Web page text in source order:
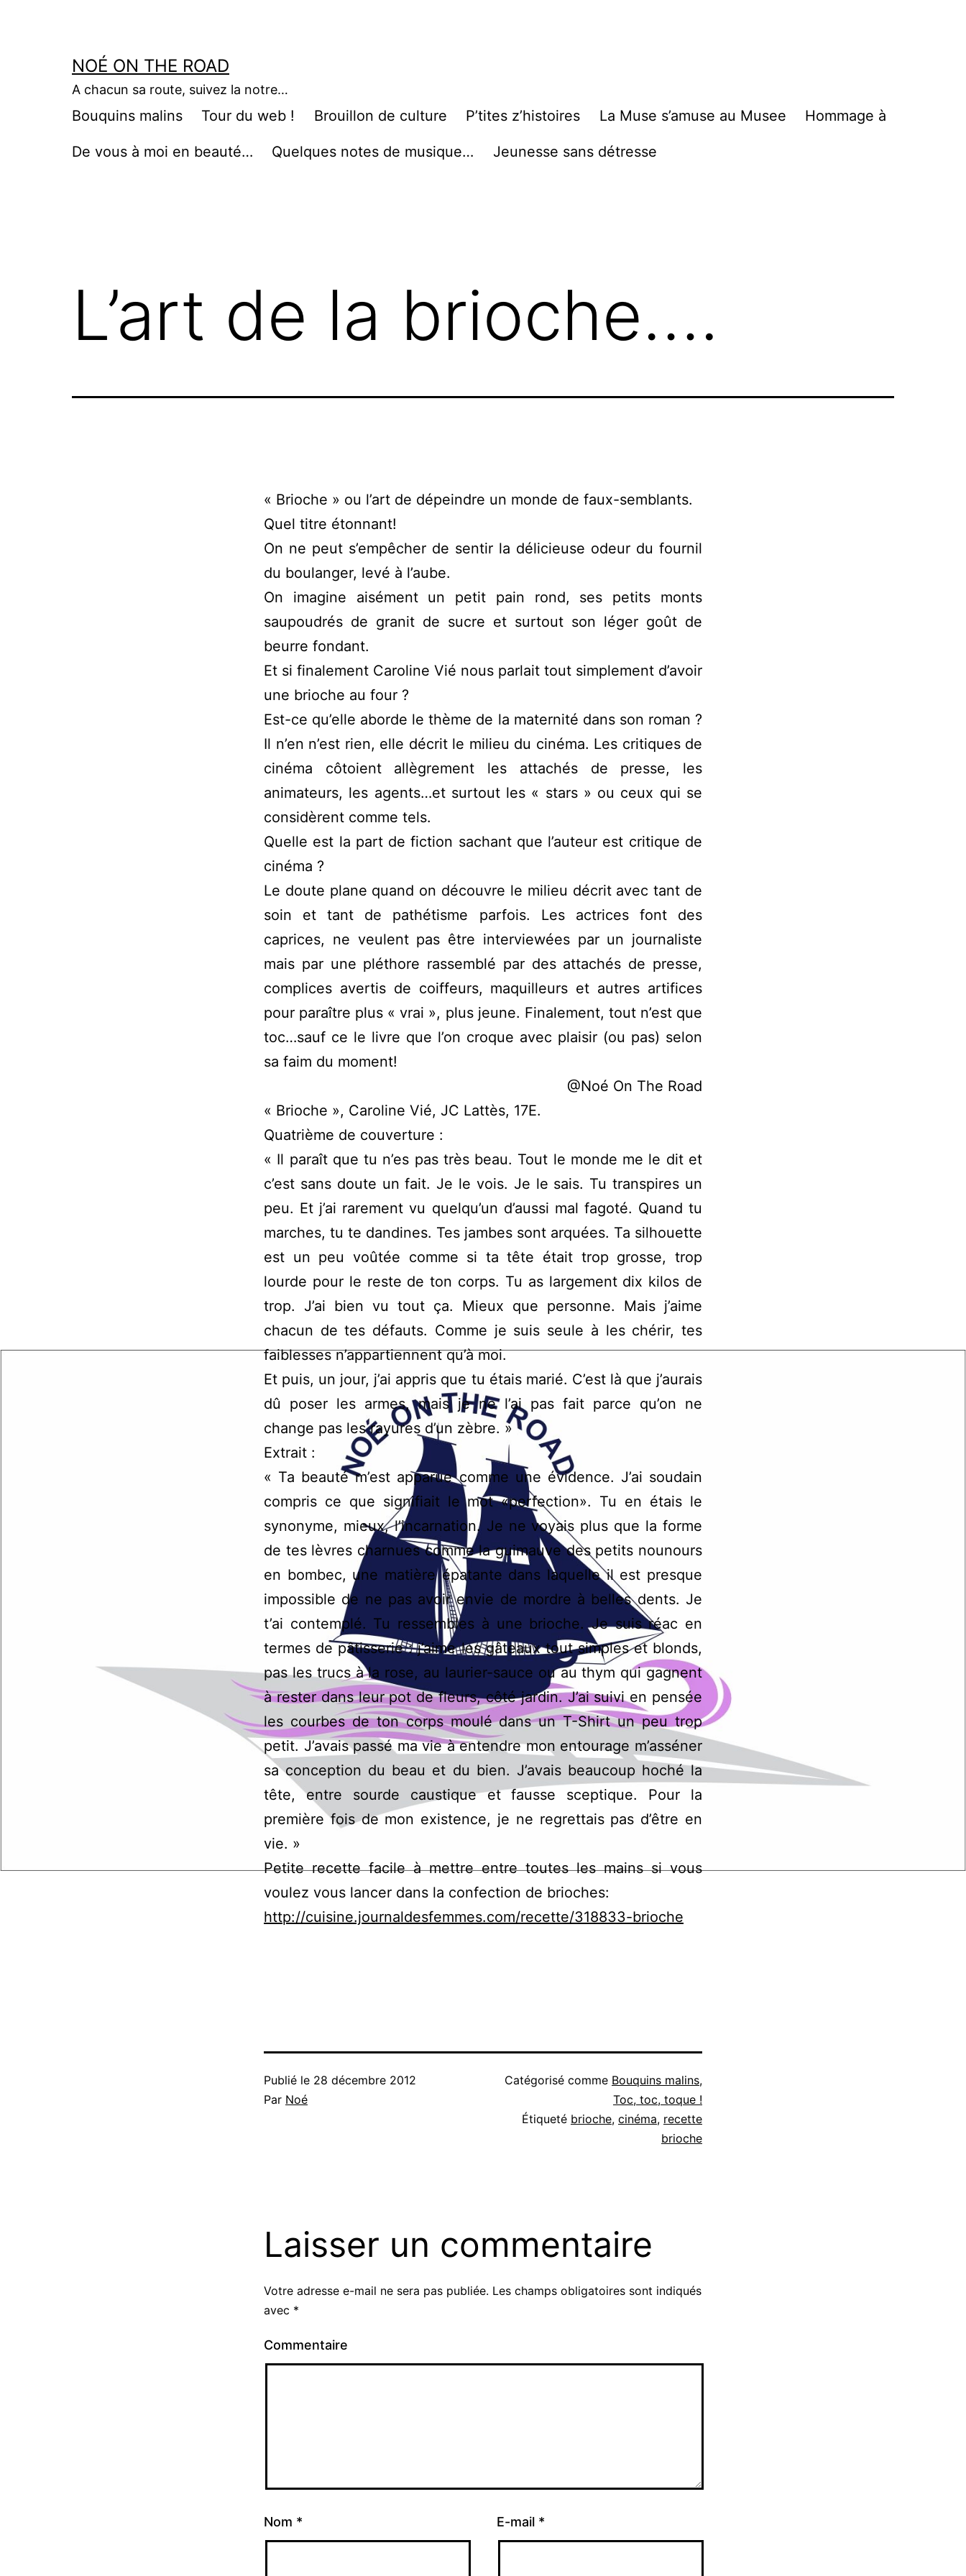
NOÉ ON THE ROAD
A chacun sa route, suivez la notre…
Bouquins malins Tour du web ! Brouillon de culture P’tites z’histoires La Muse s’amuse au Musee Hommage à
De vous à moi en beauté… Quelques notes de musique… Jeunesse sans détresse
L’art de la brioche….
« Brioche » ou l’art de dépeindre un monde de faux-semblants.
Quel titre étonnant!
On ne peut s’empêcher de sentir la délicieuse odeur du fournil
du boulanger, levé à l’aube.
On imagine aisément un petit pain rond, ses petits monts
saupoudrés de granit de sucre et surtout son léger goût de
beurre fondant.
Et si finalement Caroline Vié nous parlait tout simplement d’avoir
une brioche au four ?
Est-ce qu’elle aborde le thème de la maternité dans son roman ?
Il n’en n’est rien, elle décrit le milieu du cinéma. Les critiques de
cinéma côtoient allègrement les attachés de presse, les
animateurs, les agents…et surtout les « stars » ou ceux qui se
considèrent comme tels.
Quelle est la part de fiction sachant que l’auteur est critique de
cinéma ?
Le doute plane quand on découvre le milieu décrit avec tant de
soin et tant de pathétisme parfois. Les actrices font des
caprices, ne veulent pas être interviewées par un journaliste
mais par une pléthore rassemblé par des attachés de presse,
complices avertis de coiffeurs, maquilleurs et autres artifices
pour paraître plus « vrai », plus jeune. Finalement, tout n’est que
toc…sauf ce le livre que l’on croque avec plaisir (ou pas) selon
sa faim du moment!
@Noé On The Road
« Brioche », Caroline Vié, JC Lattès, 17E.
Quatrième de couverture :
« Il paraît que tu n’es pas très beau. Tout le monde me le dit et
c’est sans doute un fait. Je le vois. Je le sais. Tu transpires un
peu. Et j’ai rarement vu quelqu’un d’aussi mal fagoté. Quand tu
marches, tu te dandines. Tes jambes sont arquées. Ta silhouette
est un peu voûtée comme si ta tête était trop grosse, trop
lourde pour le reste de ton corps. Tu as largement dix kilos de
trop. J’ai bien vu tout ça. Mieux que personne. Mais j’aime
chacun de tes défauts. Comme je suis seule à les chérir, tes
faiblesses n’appartiennent qu’à moi.
Et puis, un jour, j’ai appris que tu étais marié. C’est là que j’aurais
dû poser les armes, mais je ne l’ai pas fait parce qu’on ne
change pas les rayures d’un zèbre. »
Extrait :
« Ta beauté m’est apparue comme une évidence. J’ai soudain
compris ce que signifiait le mot «perfection». Tu en étais le
synonyme, mieux, l’incarnation. Je ne voyais plus que la forme
de tes lèvres charnues comme la guimauve des petits nounours
en bombec, une matière épatante dans laquelle il est presque
impossible de ne pas avoir envie de mordre à belles dents. Je
t’ai contemplé. Tu ressembles à une brioche. Je suis réac en
termes de pâtisserie : j’aime les gâteaux tout simples et blonds,
pas les trucs à la rose, au laurier-sauce ou au thym qui gagnent
à rester dans leur pot de fleurs, côté jardin. J’ai suivi en pensée
les courbes de ton corps moulé dans un T-Shirt un peu trop
petit. J’avais passé ma vie à entendre mon entourage m’asséner
sa conception du beau et du bien. J’avais beaucoup hoché la
tête, entre sourde caustique et fausse sceptique. Pour la
première fois de mon existence, je ne regrettais pas d’être en
vie. »
Petite recette facile à mettre entre toutes les mains si vous
voulez vous lancer dans la confection de brioches:
http://cuisine.journaldesfemmes.com/recette/318833-brioche
Publié le 28 décembre 2012
Par Noé
Catégorisé comme Bouquins malins,
Toc, toc, toque !
Étiqueté brioche, cinéma, recette
brioche
Laisser un commentaire
Votre adresse e-mail ne sera pas publiée. Les champs obligatoires sont indiqués
avec *
Commentaire
Nom * E-mail *